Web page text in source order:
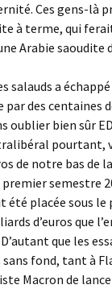
Ces gens-là
à terme, qui
Arabie saoudite
salauds a
des centaines
oublier bien sûr
pourtant,
de notre bas de
semestre
placée sous le
d’euros que
que les
fond, tant à
Macron de